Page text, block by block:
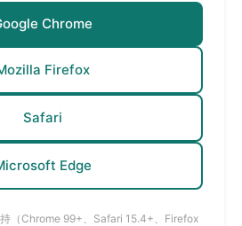
Chrome
Firefox
Safari
Edge
（Chrome 99+、Safari 15.4+、Firefox